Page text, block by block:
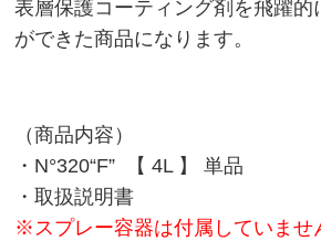
表層保護コーティング剤を飛躍的
ができた商品になります。
（商品内容）
・N°320“F” 【 4L 】 単品
・取扱説明書
※スプレー容器は付属していませ